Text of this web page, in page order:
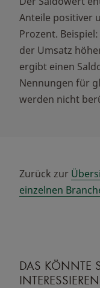
Anteile positiver
Prozent.
der Umsatz
ergibt einen
Nennungen für
werden nicht
Zurück zur
einzelnen
DAS KÖNNTE
INTERESSIEREN